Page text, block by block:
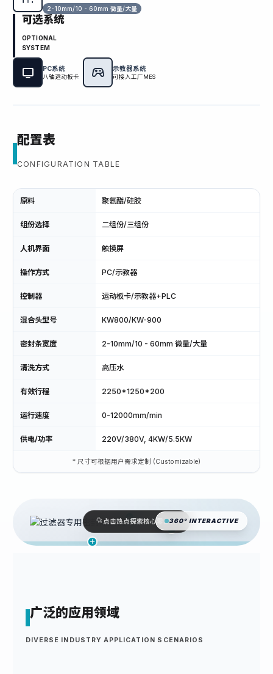
2-10mm/10 - 60mm 微量/大量
可选系统
OPTIONAL
SYSTEM
PC系统
八轴运动板卡
示教器系统
可接入工厂MES
配置表
CONFIGURATION TABLE
原料 聚氨酯/硅胶
组份选择 二组份/三组份
人机界面 触摸屏
操作方式 PC/示教器
控制器 运动板卡/示教器+PLC
混合头型号 KW800/KW-900
密封条宽度 2-10mm/10 - 60mm 微量/大量
清洗方式 高压水
有效行程 2250*1250*200
运行速度 0-12000mm/min
供电/功率 220V/380V, 4KW/5.5KW
* 尺寸可根据用户需求定制 (Customizable)
360° INTERACTIVE
点击热点探索核心零部件
广泛的应用领域
DIVERSE INDUSTRY APPLICATION SCENARIOS